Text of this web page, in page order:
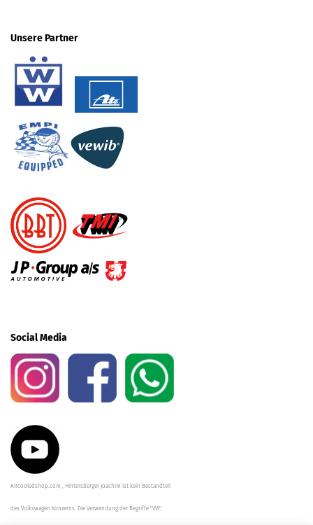
Unsere Partner
Social Media
Aircooledshop.com , Hintersberger Joachim ist kein Bestandteil
des Volkswagen Konzerns. Die Verwendung der Begriffe "VW",